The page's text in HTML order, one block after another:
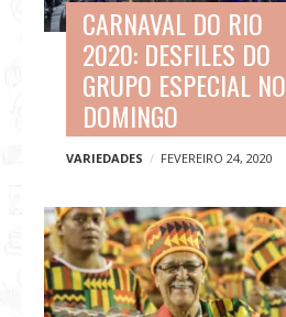
CARNAVAL DO RIO
2020: DESFILES DO
GRUPO ESPECIAL NO
DOMINGO
VARIEDADES FEVEREIRO 24, 2020